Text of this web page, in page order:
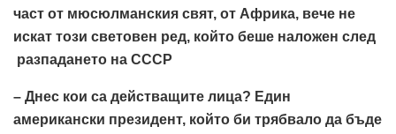
част от мюсюлманския свят, от Африка, вече не
искат този световен ред, който беше наложен след
разпадането на СССР
– Днес кои са действащите лица? Един
американски президент, който би трябвало да бъде